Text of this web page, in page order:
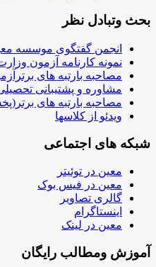
بحث وتبادل نظر
انجمن گفتگوی موسسه
نمونه کارنامه آزمون
مصاحبه بارتبه های
مشاوره و پشتیبانی
مصاحبه بارتبه های
ویدئو از کلاسها
شبکه های اجتماعی
معین در توئیتر
معین در فیس بوک
گالری تصاویر
اینستاگرام
معین در لینک
آموزش ومطالب رایگان